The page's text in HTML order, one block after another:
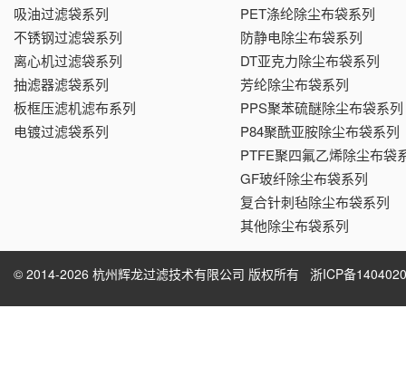
吸油过滤袋系列
不锈钢过滤袋系列
离心机过滤袋系列
抽滤器滤袋系列
板框压滤机滤布系列
电镀过滤袋系列
PET涤纶除尘布袋系列
防静电除尘布袋系列
DT亚克力除尘布袋系列
芳纶除尘布袋系列
PPS聚苯硫醚除尘布袋系列
P84聚酰亚胺除尘布袋系列
PTFE聚四氟乙烯除尘布袋
GF玻纤除尘布袋系列
复合针刺毡除尘布袋系列
其他除尘布袋系列
© 2014-2026 杭州辉龙过滤技术有限公司 版权所有 浙ICP备